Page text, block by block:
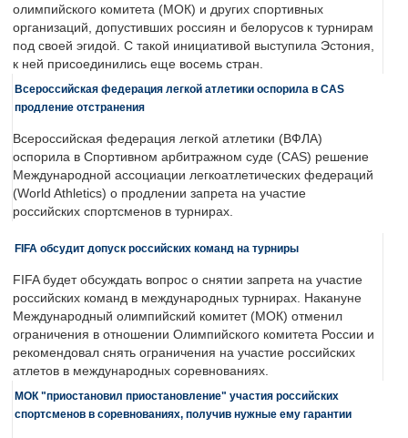
олимпийского комитета (МОК) и других спортивных
организаций, допустивших россиян и белорусов к турнирам
под своей эгидой. С такой инициативой выступила Эстония,
к ней присоединились еще восемь стран.
Всероссийская федерация легкой атлетики оспорила в CAS
продление отстранения
Всероссийская федерация легкой атлетики (ВФЛА)
оспорила в Спортивном арбитражном суде (CAS) решение
Международной ассоциации легкоатлетических федераций
(World Athletics) о продлении запрета на участие
российских спортсменов в турнирах.
FIFA обсудит допуск российских команд на турниры
FIFA будет обсуждать вопрос о снятии запрета на участие
российских команд в международных турнирах. Накануне
Международный олимпийский комитет (МОК) отменил
ограничения в отношении Олимпийского комитета России и
рекомендовал снять ограничения на участие российских
атлетов в международных соревнованиях.
МОК "приостановил приостановление" участия российских
спортсменов в соревнованиях, получив нужные ему гарантии